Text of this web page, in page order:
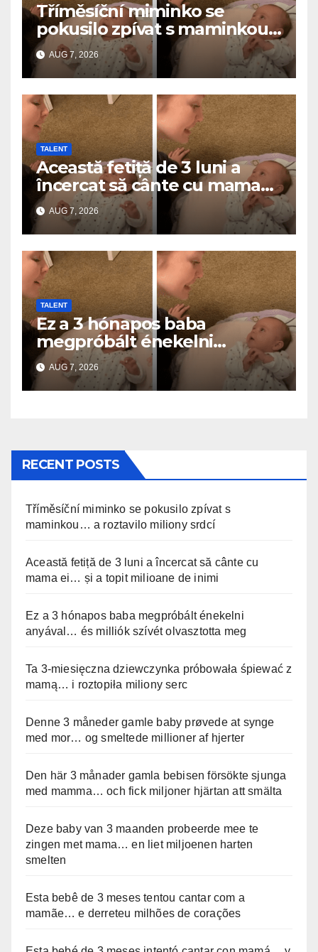
Tříměsíční miminko se
pokusilo zpívat s maminkou…
a roztavilo miliony srdcí
AUG 7, 2026
TALENT
Această fetiță de 3 luni a
încercat să cânte cu mama
ei… și a topit milioane de
inimi
AUG 7, 2026
TALENT
Ez a 3 hónapos baba
megpróbált énekelni
anyával… és milliók szívét
olvasztotta meg
AUG 7, 2026
RECENT POSTS
Tříměsíční miminko se pokusilo zpívat s
maminkou… a roztavilo miliony srdcí
Această fetiță de 3 luni a încercat să cânte cu
mama ei… și a topit milioane de inimi
Ez a 3 hónapos baba megpróbált énekelni
anyával… és milliók szívét olvasztotta meg
Ta 3-miesięczna dziewczynka próbowała śpiewać z
mamą… i roztopiła miliony serc
Denne 3 måneder gamle baby prøvede at synge
med mor… og smeltede millioner af hjerter
Den här 3 månader gamla bebisen försökte sjunga
med mamma… och fick miljoner hjärtan att smälta
Deze baby van 3 maanden probeerde mee te
zingen met mama… en liet miljoenen harten
smelten
Esta bebê de 3 meses tentou cantar com a
mamãe… e derreteu milhões de corações